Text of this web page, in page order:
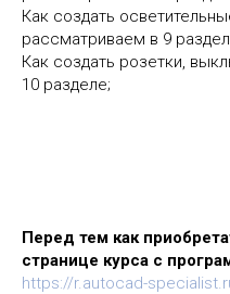
Как создать
рассматриваем в 9
Как создать розетки,
10 разделе;
Перед тем как
странице курса с
https://r.autocad-